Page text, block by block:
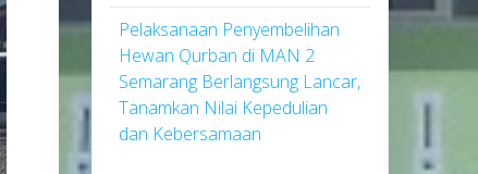
Pelaksanaan Penyembelihan
Hewan Qurban di MAN 2
Semarang Berlangsung Lancar,
Tanamkan Nilai Kepedulian
dan Kebersamaan